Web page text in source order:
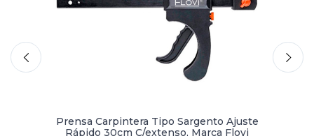
Prensa Carpintera Tipo Sargento Ajuste
Rápido 30cm C/extenso, Marca Flovi